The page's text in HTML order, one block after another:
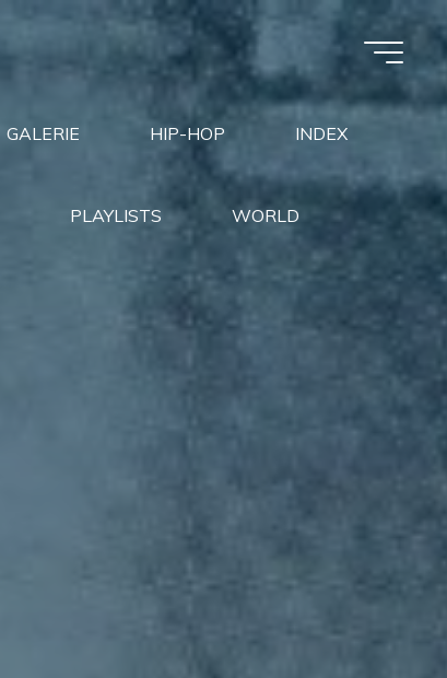
GALERIE HIP-HOP INDEX
PLAYLISTS WORLD